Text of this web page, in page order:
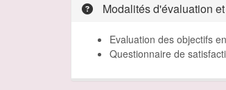
Modalités d'évaluation
Evaluation des objectifs
Questionnaire de